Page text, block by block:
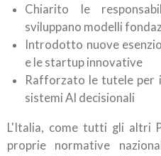
Chiarito le
sviluppano modelli
Introdotto nuove
e le startup innovative
Rafforzato le tutele per
sistemi AI decisionali
L'Italia, come tutti gli altri
proprie normative